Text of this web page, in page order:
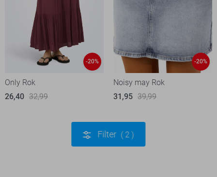
-20%
Only Rok
26,40 32,99
-20%
Noisy may Rok
31,95 39,99
Filter 2